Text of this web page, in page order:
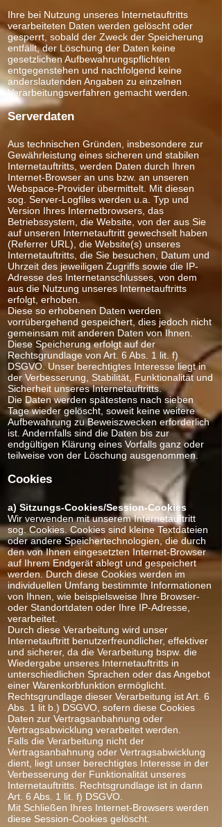
Ihre bei Nutzung unseres Internetauftritts
verarbeiteten Daten werden gelöscht oder
gesperrt, sobald der Zweck der Speicherung
entfällt, der Löschung der Daten keine
gesetzlichen Aufbewahrungspflichten
entgegenstehen und nachfolgend keine
anderslautenden Angaben zu einzelnen
Verarbeitungsverfahren gemacht werden.
Serverdaten
Aus technischen Gründen, insbesondere zur
Gewährleistung eines sicheren und stabilen
Internetauftritts, werden Daten durch Ihren
Internet-Browser an uns bzw. an unseren
Webspace-Provider übermittelt. Mit diesen
sog. Server-Logfiles werden u.a. Typ und
Version Ihres Internetbrowsers, das
Betriebssystem, die Website, von der aus Sie
auf unseren Internetauftritt gewechselt haben
(Referrer URL), die Website(s) unseres
Internetauftritts, die Sie besuchen, Datum und
Uhrzeit des jeweiligen Zugriffs sowie die IP-
Adresse des Internetanschlusses, von dem
aus die Nutzung unseres Internetauftritts
erfolgt, erhoben.
Diese so erhobenen Daten werden
vorrübergehend gespeichert, dies jedoch nicht
gemeinsam mit anderen Daten von Ihnen.
Diese Speicherung erfolgt auf der
Rechtsgrundlage von Art. 6 Abs. 1 lit. f)
DSGVO. Unser berechtigtes Interesse liegt in
der Verbesserung, Stabilität, Funktionalität und
Sicherheit unseres Internetauftritts.
Die Daten werden spätestens nach sieben
Tage wieder gelöscht, soweit keine weitere
Aufbewahrung zu Beweiszwecken erforderlich
ist. Andernfalls sind die Daten bis zur
endgültigen Klärung eines Vorfalls ganz oder
teilweise von der Löschung ausgenommen.
Cookies
a) Sitzungs-Cookies/Session-Cookies
Wir verwenden mit unserem Internetauftritt
sog. Cookies. Cookies sind kleine Textdateien
oder andere Speichertechnologien, die durch
den von Ihnen eingesetzten Internet-Browser
auf Ihrem Endgerät ablegt und gespeichert
werden. Durch diese Cookies werden im
individuellen Umfang bestimmte Informationen
von Ihnen, wie beispielsweise Ihre Browser-
oder Standortdaten oder Ihre IP-Adresse,
verarbeitet.
Durch diese Verarbeitung wird unser
Internetauftritt benutzerfreundlicher, effektiver
und sicherer, da die Verarbeitung bspw. die
Wiedergabe unseres Internetauftritts in
unterschiedlichen Sprachen oder das Angebot
einer Warenkorbfunktion ermöglicht.
Rechtsgrundlage dieser Verarbeitung ist Art. 6
Abs. 1 lit b.) DSGVO, sofern diese Cookies
Daten zur Vertragsanbahnung oder
Vertragsabwicklung verarbeitet werden.
Falls die Verarbeitung nicht der
Vertragsanbahnung oder Vertragsabwicklung
dient, liegt unser berechtigtes Interesse in der
Verbesserung der Funktionalität unseres
Internetauftritts. Rechtsgrundlage ist in dann
Art. 6 Abs. 1 lit. f) DSGVO.
Mit Schließen Ihres Internet-Browsers werden
diese Session-Cookies gelöscht.